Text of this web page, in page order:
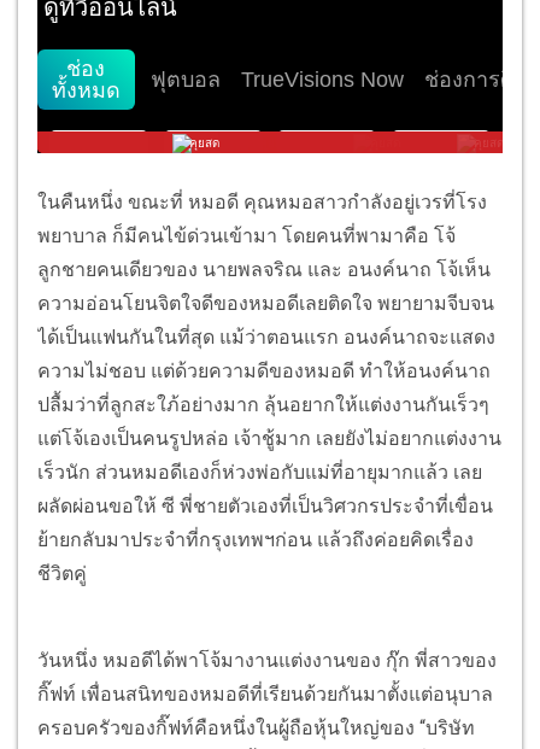
ในคืนหนึ่ง ขณะที่ หมอดี คุณหมอสาวกำลังอยู่เวรที่โรง
พยาบาล ก็มีคนไข้ด่วนเข้ามา โดยคนที่พามาคือ โจ้
ลูกชายคนเดียวของ นายพลจริณ และ อนงค์นาถ โจ้เห็น
ความอ่อนโยนจิตใจดีของหมอดีเลยติดใจ พยายามจีบจน
ได้เป็นแฟนกันในที่สุด แม้ว่าตอนแรก อนงค์นาถจะแสดง
ความไม่ชอบ แต่ด้วยความดีของหมอดี ทำให้อนงค์นาถ
ปลื้มว่าที่ลูกสะใภ้อย่างมาก ลุ้นอยากให้แต่งงานกันเร็วๆ
แต่โจ้เองเป็นคนรูปหล่อ เจ้าชู้มาก เลยยังไม่อยากแต่งงาน
เร็วนัก ส่วนหมอดีเองก็ห่วงพ่อกับแม่ที่อายุมากแล้ว เลย
ผลัดผ่อนขอให้ ซี พี่ชายตัวเองที่เป็นวิศวกรประจำที่เขื่อน
ย้ายกลับมาประจำที่กรุงเทพฯก่อน แล้วถึงค่อยคิดเรื่อง
ชีวิตคู่
วันหนึ่ง หมอดีได้พาโจ้มางานแต่งงานของ กุ๊ก พี่สาวของ
กิ๊ฟท์ เพื่อนสนิทของหมอดีที่เรียนด้วยกันมาตั้งแต่อนุบาล
ครอบครัวของกิ๊ฟท์คือหนึ่งในผู้ถือหุ้นใหญ่ของ “บริษัท